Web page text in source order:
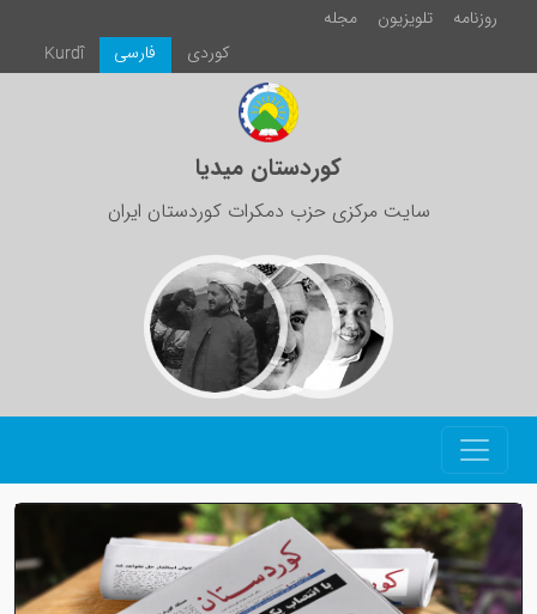
روزنامە تلویزیون
مجلە
Kurdî
فارسی كوردی
کوردستان میدیا
سایت مرکزی حزب دمکرات کوردستان ایران